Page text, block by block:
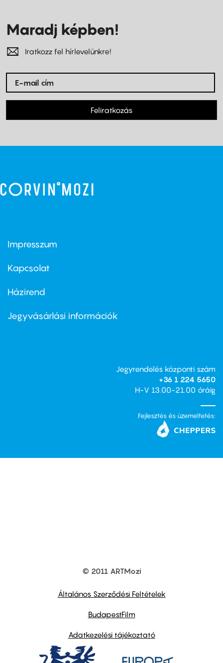
Maradj képben!
Iratkozz fel hírlevelünkre!
Feliratkozás
Footer
first
Impresszum
Kapcsolat
Footer
second
Házirend
Jegyvásárlási információk
Jegyrendelés központi szám
+36 1 224 5650
H-V 13.00-21.00 óráig
Fejlesztés és üzemeltetés:
© 2011 ARTMozi
Általános Szerződési Feltételek
BudapestFilm
Adatkezelési tájékoztató